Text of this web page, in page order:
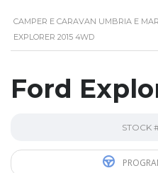
CAMPER E CARAVAN UMBRIA E
EXPLORER 2015 4WD
Ford
STOCK